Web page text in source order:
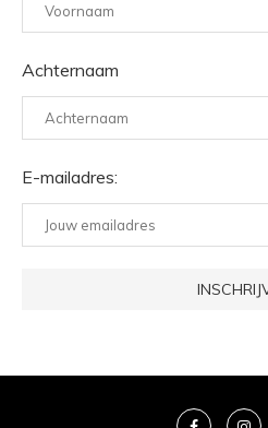
Achternaam
E-mailadres: